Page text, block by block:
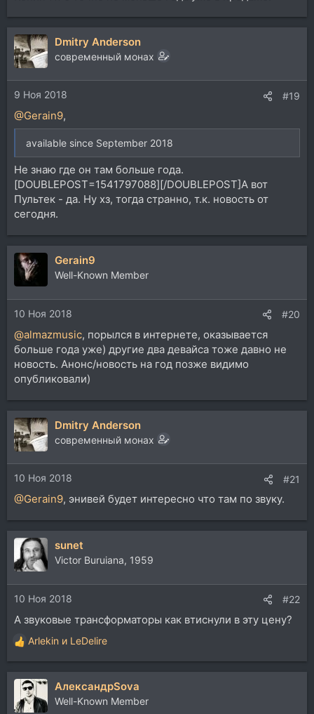
Dmitry Anderson
современный монах
9 Ноя 2018 #19
@Gerain9,
available since September 2018
Не знаю где он там больше года.
[DOUBLEPOST=1541797088][/DOUBLEPOST]А вот
Пультек - да. Ну хз, тогда странно, т.к. новость от
сегодня.
Gerain9
Well-Known Member
10 Ноя 2018 #20
@almazmusic, порылся в интернете, оказывается
больше года уже) другие два девайса тоже давно не
новость. Анонс/новость на год позже видимо
опубликовали)
Dmitry Anderson
современный монах
10 Ноя 2018 #21
@Gerain9, энивей будет интересно что там по звуку.
sunet
Victor Buruiana, 1959
10 Ноя 2018 #22
А звуковые трансформаторы как втиснули в эту цену?
Р
е
а
ц
Arlekin и LeDelire
АлександрSova
Well-Known Member